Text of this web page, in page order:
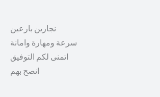
نجارين بارعين
سرعة ومهارة وامانة
اتمنى لكم التوفيق
انصح بهم